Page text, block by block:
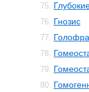
75.
76. Гнозис
77.
78.
79.
80.